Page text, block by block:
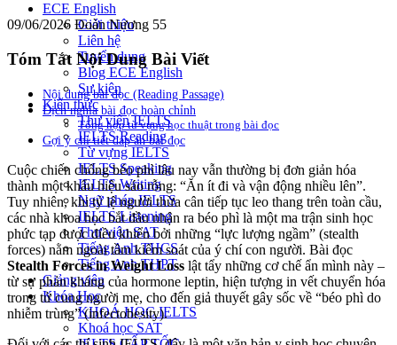
ECE English
Giới thiệu
Liên hệ
Tuyển dụng
Blog ECE English
Sự kiện
Kiến thức
Thư viện IELTS
IELTS Reading
Từ vựng IELTS
IELTS Speaking
IELTS Writing
Ngữ pháp IELTS
IELTS Listening
Thư viện SAT
Tiếng Anh THCS
Tiếng Anh THPT
Giảng viên
Khóa Học
KHOÁ HỌC IELTS
Khoá học SAT
09/06/2026 Đoàn Nương 55
Tóm Tắt Nội Dung Bài Viết
Nội dung bài đọc (Reading Passage)
Dịch nghĩa bài đọc hoàn chỉnh
Tổng hợp từ vựng học thuật trong bài đọc
Gợi ý chi tiết đáp án bài đọc
Cuộc chiến chống béo phì lâu nay vẫn thường bị đơn giản hóa
thành một khẩu hiệu sáo rỗng: “Ăn ít đi và vận động nhiều lên”.
Tuy nhiên, khi tỷ lệ người thừa cân tiếp tục leo thang trên toàn cầu,
các nhà khoa học bắt đầu nhận ra béo phì là một ma trận sinh học
phức tạp được điều khiển bởi những “lực lượng ngầm” (stealth
forces) nằm ngoài tầm kiểm soát của ý chí con người. Bài đọc
Stealth Forces in Weight Loss lật tẩy những cơ chế ẩn mình này –
từ sự phản kháng của hormone leptin, hiện tượng in vết chuyển hóa
trong tử cung người mẹ, cho đến giả thuyết gây sốc về “béo phì do
nhiễm trùng” (infectobesity).